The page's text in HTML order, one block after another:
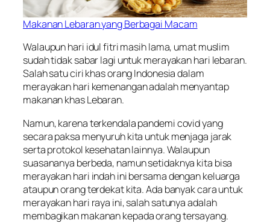
Makanan Lebaran yang Berbagai Macam
Walaupun hari idul fitri masih lama, umat muslim
sudah tidak sabar lagi untuk merayakan hari lebaran.
Salah satu ciri khas orang Indonesia dalam
merayakan hari kemenangan adalah menyantap
makanan khas Lebaran.
Namun, karena terkendala pandemi covid yang
secara paksa menyuruh kita untuk menjaga jarak
serta protokol kesehatan lainnya. Walaupun
suasananya berbeda, namun setidaknya kita bisa
merayakan hari indah ini bersama dengan keluarga
ataupun orang terdekat kita. Ada banyak cara untuk
merayakan hari raya ini, salah satunya adalah
membagikan makanan kepada orang tersayang.